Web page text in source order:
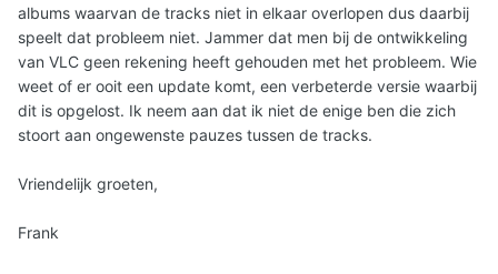
albums waarvan de tracks niet in elkaar overlopen dus daarbij
speelt dat probleem niet. Jammer dat men bij de ontwikkeling
van VLC geen rekening heeft gehouden met het probleem. Wie
weet of er ooit een update komt, een verbeterde versie waarbij
dit is opgelost. Ik neem aan dat ik niet de enige ben die zich
stoort aan ongewenste pauzes tussen de tracks.
Vriendelijk groeten,
Frank